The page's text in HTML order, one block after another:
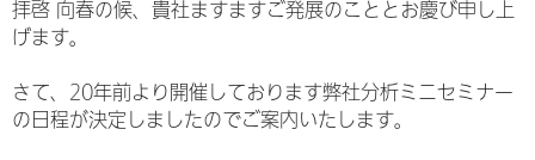
拝啓 向春の候、貴社ますますご発展のこととお慶び申し上
げます。
さて、20年前より開催しております弊社分析ミニセミナー
の日程が決定しましたのでご案内いたします。